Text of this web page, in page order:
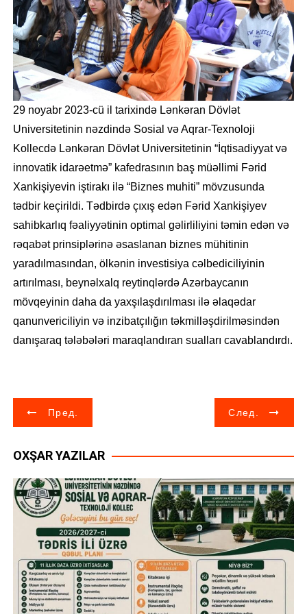
29 noyabr 2023-cü il tarixində Lənkəran Dövlət
Universitetinin nəzdində Sosial və Aqrar-Texnoloji
Kollecdə Lənkəran Dövlət Universitetinin “İqtisadiyyat və
innovatik idarəetmə” kafedrasının baş müəllimi Fərid
Xankişiyevin iştirakı ilə “Biznes muhiti” mövzusunda
tədbir keçirildi. Tədbirdə çıxış edən Fərid Xankişiyev
sahibkarlıq fəaliyyətinin optimal gəlirliliyini təmin edən və
rəqabət prinsiplərinə əsaslanan biznes mühitinin
yaradılmasından, ölkənin investisiya cəlbediciliyinin
artırılması, beynəlxalq reytinqlərdə Azərbaycanın
mövqeyinin daha da yaxşılaşdırılması ilə əlaqədar
qanunvericiliyin və inzibatçılığın təkmilləşdirilməsindən
danışaraq tələbələri maraqlandıran sualları cavablandırdı.
Н
в
и
а
ц
Пред. След.
OXŞAR YAZILAR